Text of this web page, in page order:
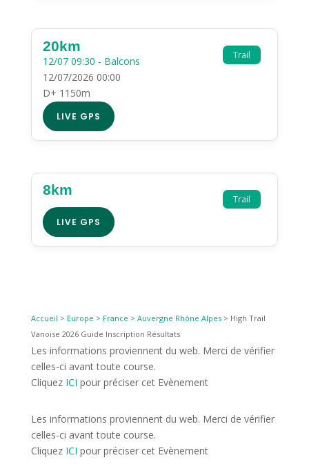
Trail
20km
12/07 09:30 - Balcons
12/07/2026 00:00
D+ 1150m
LIVE GPS
Trail
8km
LIVE GPS
Accueil > Europe > France > Auvergne Rhône Alpes> High Trail
Vanoise 2026 Guide Inscription Résultats
Les informations proviennent du web. Merci de vérifier
celles-ci avant toute course.
Cliquez ICI pour préciser cet Evènement
Les informations proviennent du web. Merci de vérifier
celles-ci avant toute course.
Cliquez ICI pour préciser cet Evènement